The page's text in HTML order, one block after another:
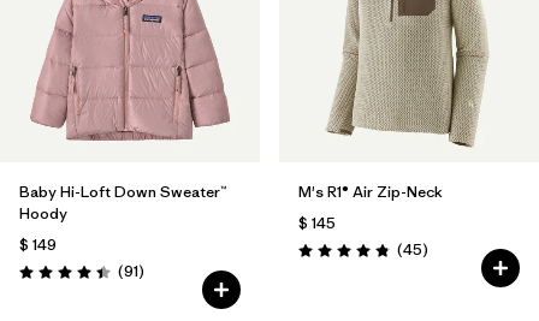
Baby Hi-Loft Down Sweater™
Hoody
$ 149
Valoración: 4.4 / 5
(91Comentarios
)
M's R1® Air Zip-Neck
$ 145
Valoración: 4.9 / 5
(45Comentarios
)